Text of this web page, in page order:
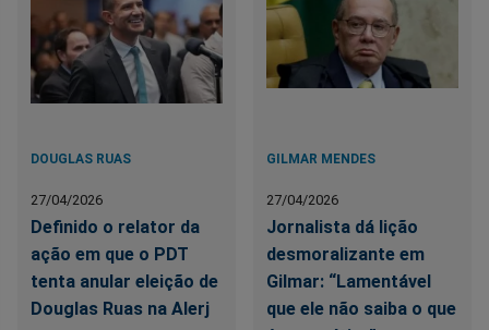
DOUGLAS RUAS
27/04/2026
Definido o relator da
ação em que o PDT
tenta anular eleição de
Douglas Ruas na Alerj
GILMAR MENDES
27/04/2026
Jornalista dá lição
desmoralizante em
Gilmar: “Lamentável
que ele não saiba o que